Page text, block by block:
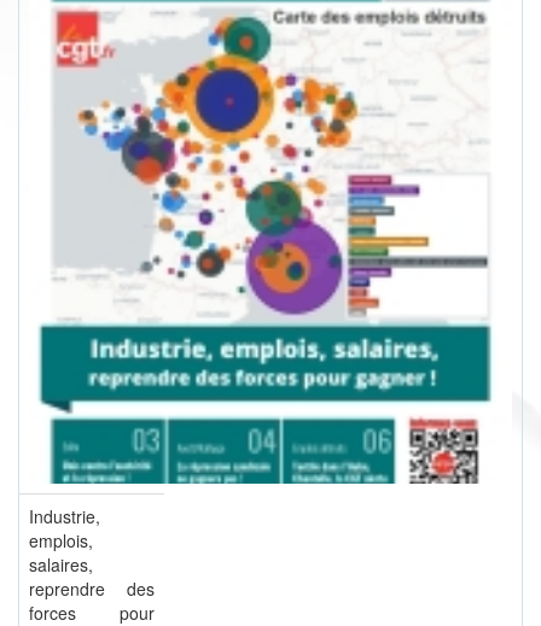
Industrie,
emplois,
salaires,
reprendre des
forces pour